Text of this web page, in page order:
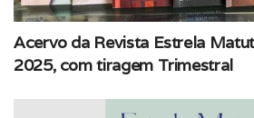
Acervo da Revista Estrela
2025, com tiragem Trimestral